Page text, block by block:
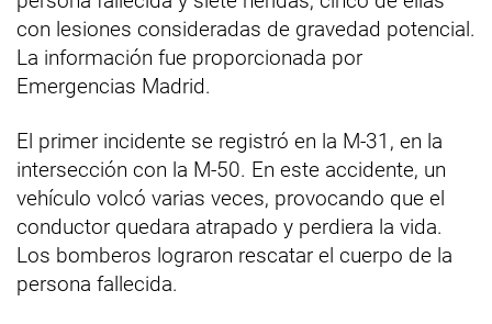
con lesiones consideradas de gravedad potencial.
La información fue proporcionada por
Emergencias Madrid.
El primer incidente se registró en la M-31, en la
intersección con la M-50. En este accidente, un
vehículo volcó varias veces, provocando que el
conductor quedara atrapado y perdiera la vida.
Los bomberos lograron rescatar el cuerpo de la
persona fallecida.